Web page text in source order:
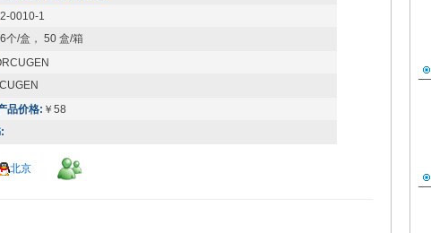
0010-1
个/盒， 50 盒/箱
品价格: ￥58
北京